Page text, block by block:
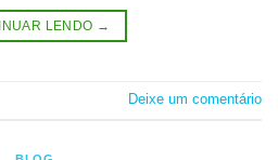
LENDO →
Deixe um comentário